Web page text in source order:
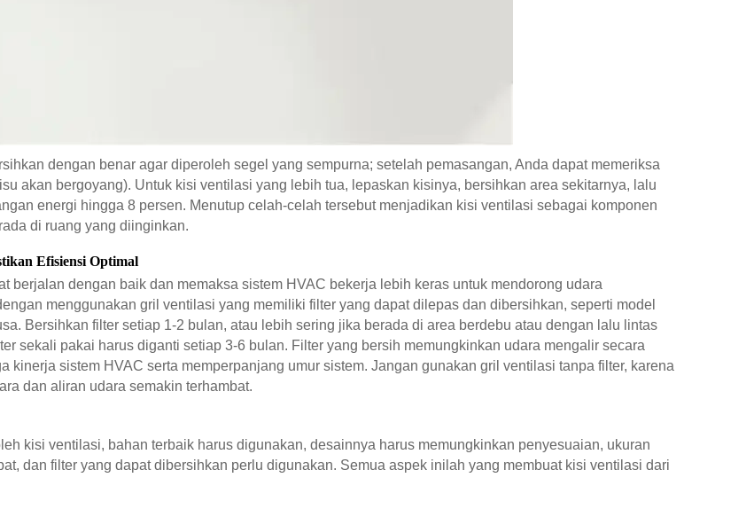
dengan benar agar diperoleh segel yang sempurna; setelah pemasangan, Anda dapat memeriksa
akan bergoyang). Untuk kisi ventilasi yang lebih tua, lepaskan kisinya, bersihkan area sekitarnya, lalu
energi hingga 8 persen. Menutup celah-celah tersebut menjadikan kisi ventilasi sebagai komponen
di ruang yang diinginkan.
Efisiensi Optimal
berjalan dengan baik dan memaksa sistem HVAC bekerja lebih keras untuk mendorong udara
menggunakan gril ventilasi yang memiliki filter yang dapat dilepas dan dibersihkan, seperti model
Bersihkan filter setiap 1-2 bulan, atau lebih sering jika berada di area berdebu atau dengan lalu lintas
sekali pakai harus diganti setiap 3-6 bulan. Filter yang bersih memungkinkan udara mengalir secara
kinerja sistem HVAC serta memperpanjang umur sistem. Jangan gunakan gril ventilasi tanpa filter, karena
dan aliran udara semakin terhambat.
kisi ventilasi, bahan terbaik harus digunakan, desainnya harus memungkinkan penyesuaian, ukuran
dan filter yang dapat dibersihkan perlu digunakan. Semua aspek inilah yang membuat kisi ventilasi dari